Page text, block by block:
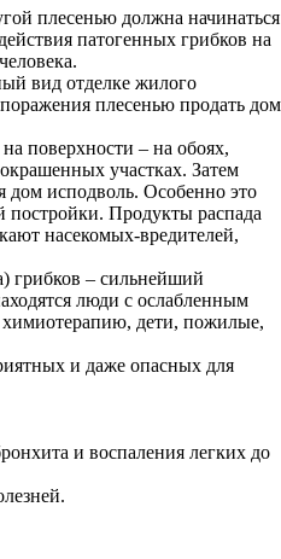
плесенью должна начинаться
патогенных грибков на
вид отделке жилого
плесенью продать дом
поверхности – на обоях,
участках. Затем
дом исподволь. Особенно это
постройки. Продукты распада
насекомых-вредителей,
грибков – сильнейший
люди с ослабленным
дети, пожилые,
и даже опасных для
и воспаления легких до